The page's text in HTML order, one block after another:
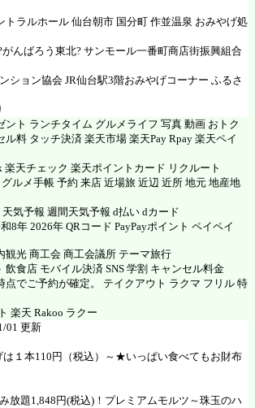
トラルホール 仙台朝市 国分町 作並温泉 おみやげ処
んばろう東北? サンモール一番町商店街振興組合
ション協会 JR仙台駅3階おみやげコーナー ふるさ
ント ランチタイム グルメライフ 写真 動画 おトク
ル料 タッチ決済 楽天市場 楽天Pay Rpay 楽天ペイ
楽天チェック 楽天ポイントカード リクルート
グルメ手帳 予約 来店 近場旅 近辺 近所 地元 地産地
気予報 週間天気予報 d払い dカード
8年 2026年 QRコード PayPayポイント ペイペイ
観光 商工会 商工会議所 テーマ旅行
飲食店 モバイル決済 SNS 学割 キャンセル料金
点でご予約が確定。 テイクアウト ラクマ フリル 特
楽天 Rakoo ラクー
01 更新
は１本110円（税込）～★いっぱい食べてもお財布
放題1,848円(税込)！プレミアムモルツ～珠玉のハ